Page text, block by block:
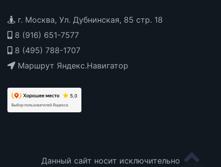
г. Москва, Ул. Дубнинская, 85 стр. 18
8 (916) 651-7577
8 (495) 788-1707
Маршрут Яндекс.Навигатор
Данный сайт носит исключительно